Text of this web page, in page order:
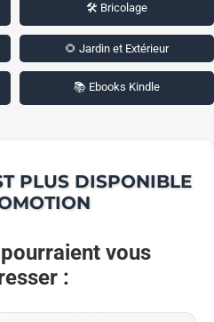
🛠️ Bricolage
🌻 Jardin et Extérieur
📚 Ebooks Kindle
PLUS DISPONIBLE
vous
: